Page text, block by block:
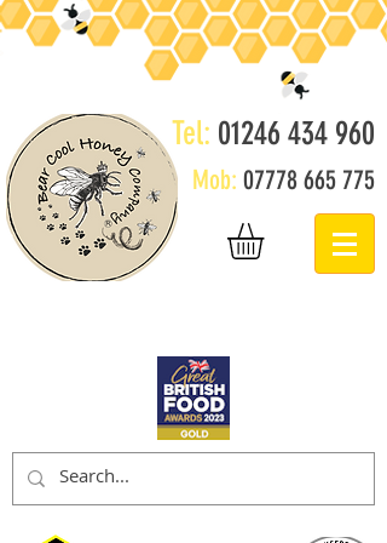
Tel: 01246 434 960
Mob: 07778 665 775